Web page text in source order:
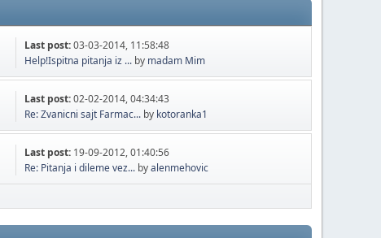
Last post:03-03-2014, 11:58:48
Help!Ispitna pitanja iz ... by madam Mim
Last post:02-02-2014, 04:34:43
Re: Zvanicni sajt Farmac... by kotoranka1
Last post: 19-09-2012, 01:40:56
Re: Pitanja i dileme vez... byalenmehovic